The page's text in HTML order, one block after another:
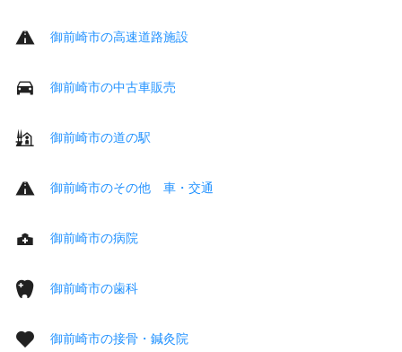
御前崎市の高速道路施設
御前崎市の中古車販売
御前崎市の道の駅
御前崎市のその他 車・交通
御前崎市の病院
御前崎市の歯科
御前崎市の接骨・鍼灸院